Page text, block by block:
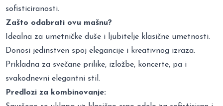
sofisticiranosti.
Zašto odabrati ovu mašnu?
Idealna za umetničke duše i ljubitelje klasične umetnosti.
Donosi jedinstven spoj elegancije i kreativnog izraza.
Prikladna za svečane prilike, izložbe, koncerte, pa i
svakodnevni elegantni stil.
Predlozi za kombinovanje: